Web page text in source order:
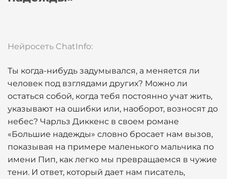
Нейросеть ChatInfo:
Ты когда-нибудь задумывался, а меняется ли
человек под взглядами других? Можно ли
остаться собой, когда тебя постоянно учат жить,
указывают на ошибки или, наоборот, возносят до
небес? Чарльз Диккенс в своем романе
«Большие надежды» словно бросает нам вызов,
показывая на примере маленького мальчика по
имени Пип, как легко мы превращаемся в чужие
тени. И ответ, который дает нам писатель,